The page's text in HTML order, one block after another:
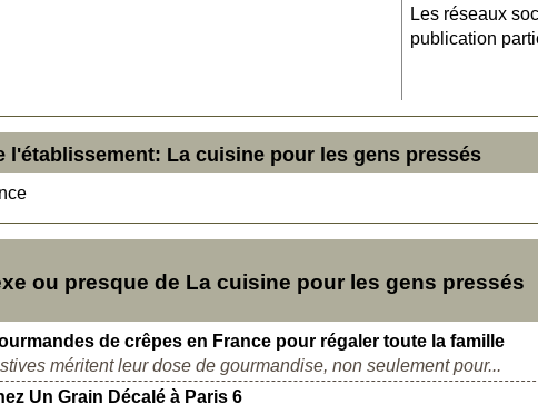
Les réseaux
publication
l'établissement: La cuisine pour les gens pressés
ou presque de La cuisine pour les gens pressés
de crêpes en France pour régaler toute la famille
méritent leur dose de gourmandise, non seulement pour...
Un Grain Décalé à Paris 6